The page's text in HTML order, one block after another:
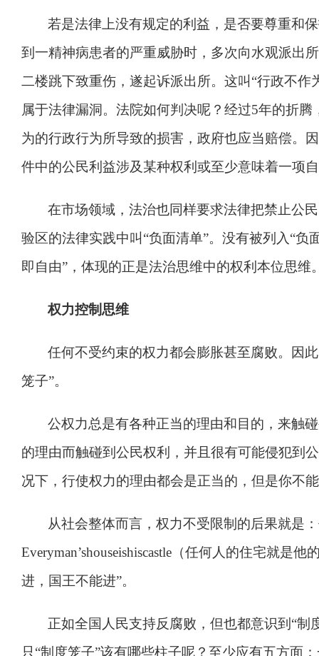
若是法律上没有规定的利益，是否要尊重和
到一精神病患者的严重威胁时，多次向水观派出
二楼跳下致重伤，遂起诉派出所。这叫 “行政不作
属于法律漏洞。法院如何判决呢？经过5年的折腾
为的行政行为所导致的损害，政府也应当赔偿。
件中的公民利益涉及某种权利或至少意味着一项
在市场领域，法治也同样要求法律把禁止公
验区的法律实践中叫 “负面清单”。没有被列入 “负
即自由” ，体现的正是法治思维中的权利本位思维
权力控制思维
任何不受约束的权力都会膨胀甚至腐败。因
笼子”。
公权力总是有各种正当的理由和目的，来触
的理由而触碰到公民权利，并且很有可能侵犯到
况下，行使权力的理由都会是正当的，但是你不
从社会整体而言，权力不受限制的后果就是
Everyman’shouseishiscastle （任何人的住宅就是他
进，国王不能进”。
正如全国人民支持反腐败，但也都意识到 “制
只“制度笼子”该有哪些柱子呢？至少应有五方面